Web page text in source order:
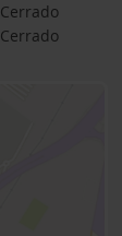
Cerrado
Cerrado